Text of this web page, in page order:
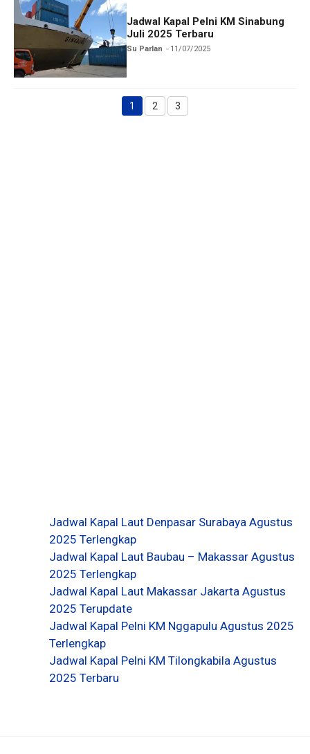
Jadwal Kapal Pelni KM Sinabung
Juli 2025 Terbaru
Su Parlan 11/07/2025
Halaman
1 Halaman
2 3
Jadwal Kapal Laut Denpasar Surabaya Agustus
2025 Terlengkap
Jadwal Kapal Laut Baubau – Makassar Agustus
2025 Terlengkap
Jadwal Kapal Laut Makassar Jakarta Agustus
2025 Terupdate
Jadwal Kapal Pelni KM Nggapulu Agustus 2025
Terlengkap
Jadwal Kapal Pelni KM Tilongkabila Agustus
2025 Terbaru